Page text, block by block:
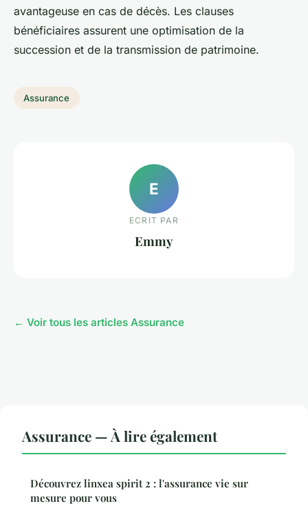
avantageuse en cas de décès. Les clauses
bénéficiaires assurent une optimisation de la
succession et de la transmission de patrimoine.
Assurance
E
ECRIT PAR
Emmy
← Voir tous les articles Assurance
Assurance — À lire également
Découvrez linxea spirit 2 : l'assurance vie sur
mesure pour vous